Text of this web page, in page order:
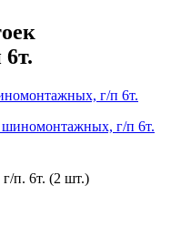
п. 6т. (2 шт.)